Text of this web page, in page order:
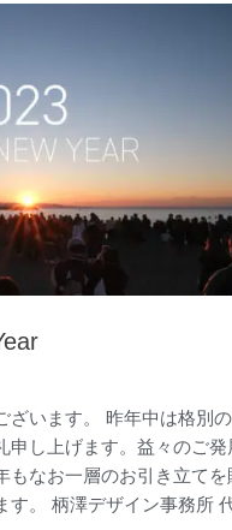
ざいます。 昨年中は格別の
申し上げます。益々のご発
もなお一層のお引き立てを
す。 柄澤デザイン事務所